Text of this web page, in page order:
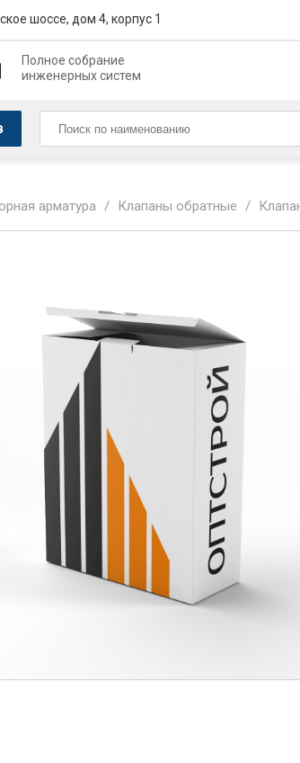
шоссе, дом 4, корпус 1
Полное собрание
инженерных систем
арматура / Клапаны обратные /